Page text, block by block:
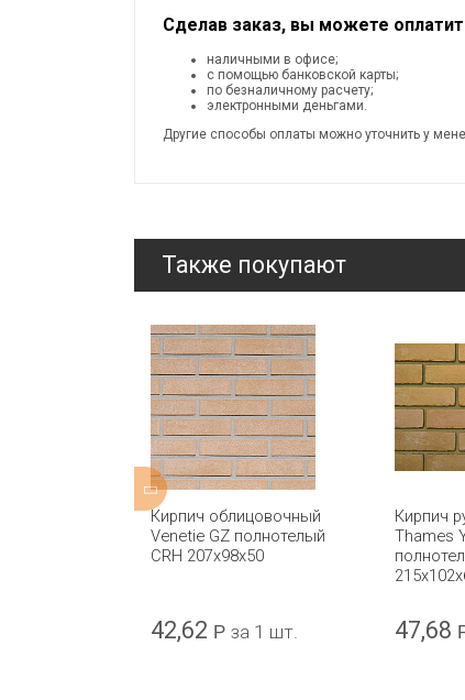
Сделав заказ, вы можете
наличными в офисе;
с помощью банковской карты;
по безналичному расчету;
электронными деньгами.
Другие способы оплаты можно уточнить у
Также покупают
Кирпич облицовочный
Venetie GZ полнотелый
CRH 207x98x50
42,62 Р за 1 шт.
Кирпич
Thames
47,68